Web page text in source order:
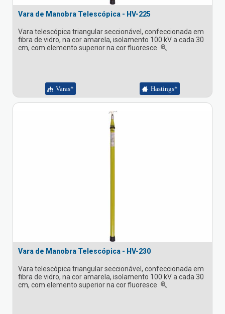
Vara de Manobra Telescópica - HV-225
Vara telescópica triangular seccionável, confeccionada em
fibra de vidro, na cor amarela, isolamento 100 kV a cada 30
cm, com elemento superior na cor fluoresce
Varas* Hastings*
Vara de Manobra Telescópica - HV-230
Vara telescópica triangular seccionável, confeccionada em
fibra de vidro, na cor amarela, isolamento 100 kV a cada 30
cm, com elemento superior na cor fluoresce